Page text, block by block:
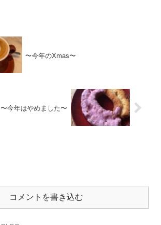
〜今年のXmas〜
〜今年はやめました〜
コメントを書き込む